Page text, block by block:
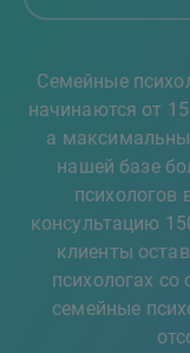
Семейные
начинаются от
а
нашей базе
психологов
консультацию
клиенты
психологах
семейные